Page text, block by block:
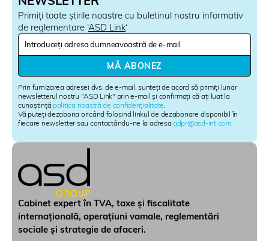
Primiți toate știrile noastre cu buletinul nostru informativ
de reglementare ‘ASD Link‘
N
s
l
e
t
t
e
r
g
n
u
p
Prin furnizarea adresei dvs. de e-mail, sunteți de acord să primiți lunar
newsletterul nostru "ASD Link" prin e-mail și confirmați că ați luat la
cunoștință politica noastră de confidențialitate
Vă puteți dezabona oricând folosind linkul de dezabonare disponibil în
fiecare newsletter sau contactându-ne la adresagdpr@asd-int.com.
MĂ ABONEZ
Cabinet expert în TVA, taxe și fiscalitate
internațională, operațiuni vamale, reglementări
sociale și strategie de afaceri.